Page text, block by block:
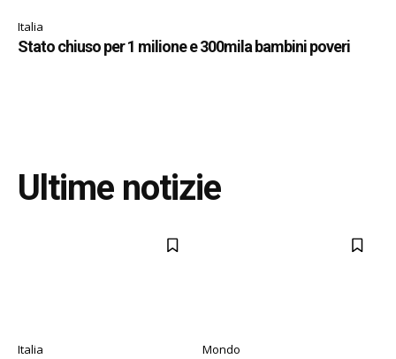
Italia
Stato chiuso per 1 milione e 300mila bambini poveri
Ultime notizie
Italia Mondo